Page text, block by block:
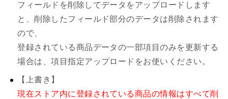
フィールドを削除してデータをアップロードします
と、削除したフィールド部分のデータは削除されます
ので、
登録されている商品データの一部項目のみを更新する
場合は、項目指定アップロードをお使いください。
【上書き】
現在ストア内に登録されている商品の情報はすべて削